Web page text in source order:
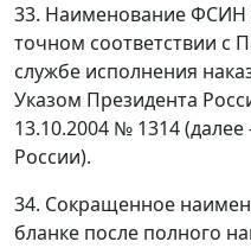
33. Наименование ФСИН
точном соответствии с
службе исполнения
Указом Президента
13.10.2004 № 1314
России).
34. Сокращенное
бланке после полного